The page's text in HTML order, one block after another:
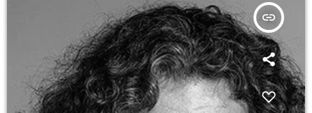
insert_link